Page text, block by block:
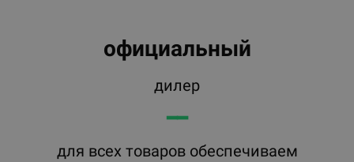
официальный
дилер
━━
для всех товаров обеспечиваем